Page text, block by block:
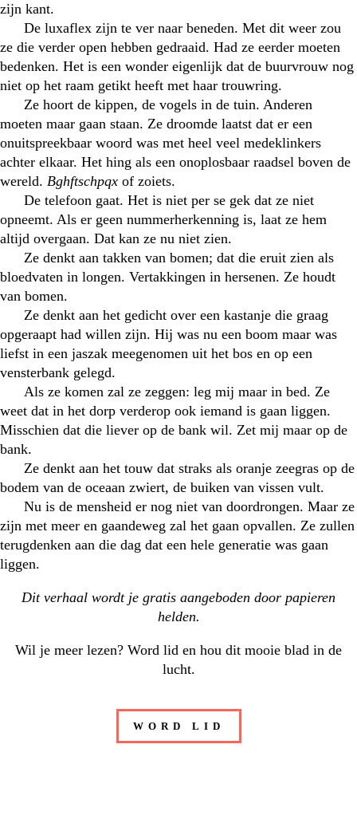
zijn kant.
De luxaflex zijn te ver naar beneden. Met dit weer zou
ze die verder open hebben gedraaid. Had ze eerder moeten
bedenken. Het is een wonder eigenlijk dat de buurvrouw nog
niet op het raam getikt heeft met haar trouwring.
Ze hoort de kippen, de vogels in de tuin. Anderen
moeten maar gaan staan. Ze droomde laatst dat er een
onuitspreekbaar woord was met heel veel medeklinkers
achter elkaar. Het hing als een onoplosbaar raadsel boven de
wereld. Bghftschpqx of zoiets.
De telefoon gaat. Het is niet per se gek dat ze niet
opneemt. Als er geen nummerherkenning is, laat ze hem
altijd overgaan. Dat kan ze nu niet zien.
Ze denkt aan takken van bomen; dat die eruit zien als
bloedvaten in longen. Vertakkingen in hersenen. Ze houdt
van bomen.
Ze denkt aan het gedicht over een kastanje die graag
opgeraapt had willen zijn. Hij was nu een boom maar was
liefst in een jaszak meegenomen uit het bos en op een
vensterbank gelegd.
Als ze komen zal ze zeggen: leg mij maar in bed. Ze
weet dat in het dorp verderop ook iemand is gaan liggen.
Misschien dat die liever op de bank wil. Zet mij maar op de
bank.
Ze denkt aan het touw dat straks als oranje zeegras op de
bodem van de oceaan zwiert, de buiken van vissen vult.
Nu is de mensheid er nog niet van doordrongen. Maar ze
zijn met meer en gaandeweg zal het gaan opvallen. Ze zullen
terugdenken aan die dag dat een hele generatie was gaan
liggen.
Dit verhaal wordt je gratis aangeboden door papieren
helden.
Wil je meer lezen? Word lid en hou dit mooie blad in de
lucht.
WORD LID